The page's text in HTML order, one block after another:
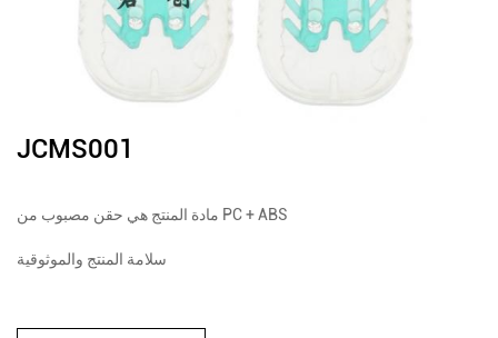
JCMS001
مادة المنتج هي حقن مصبوب من PC + ABS
سلامة المنتج والموثوقية